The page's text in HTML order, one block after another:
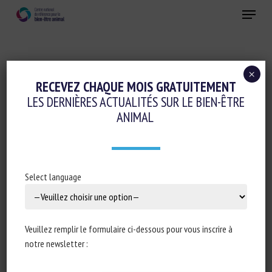
Menu
Logement et Enrichissement
Réglementation
CONCERNANT LA NOTION DE
RÉMAMÉNAGEMENT DES BÂTIMENTS
CAGE POUR LES POULES PONDEUSES
RECEVEZ CHAQUE MOIS GRATUITEMENT
LES DERNIÈRES ACTUALITÉS SUR LE BIEN-ÊTRE
ANIMAL
Select language
Veuillez remplir le formulaire ci-dessous pour vous inscrire à
notre newsletter :
×